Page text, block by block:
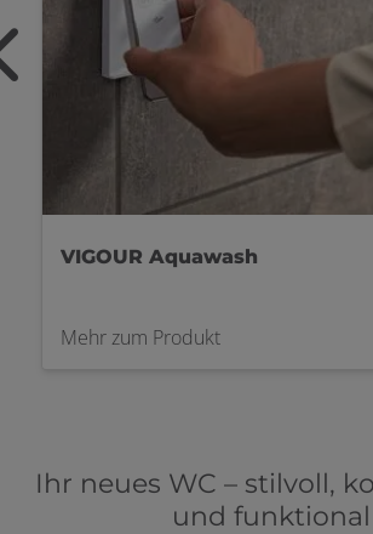
VIGOUR Aquawash
Mehr zum Produkt
Ihr neues WC – stilvoll,
und funktional